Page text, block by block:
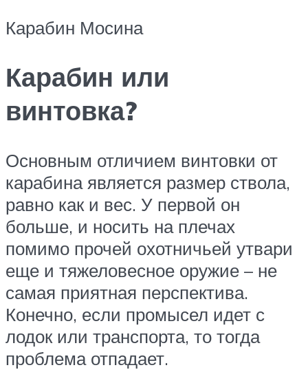
Карабин Мосина
Карабин или
винтовка?
Основным отличием винтовки от
карабина является размер ствола,
равно как и вес. У первой он
больше, и носить на плечах
помимо прочей охотничьей утвари
еще и тяжеловесное оружие – не
самая приятная перспектива.
Конечно, если промысел идет с
лодок или транспорта, то тогда
проблема отпадает.